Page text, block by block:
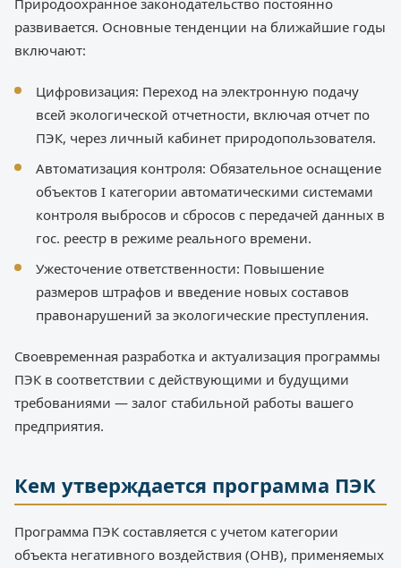
Природоохранное законодательство постоянно
развивается. Основные тенденции на ближайшие годы
включают:
Цифровизация: Переход на электронную подачу
всей экологической отчетности, включая отчет по
ПЭК, через личный кабинет природопользователя.
Автоматизация контроля: Обязательное оснащение
объектов I категории автоматическими системами
контроля выбросов и сбросов с передачей данных в
гос. реестр в режиме реального времени.
Ужесточение ответственности: Повышение
размеров штрафов и введение новых составов
правонарушений за экологические преступления.
Своевременная разработка и актуализация программы
ПЭК в соответствии с действующими и будущими
требованиями — залог стабильной работы вашего
предприятия.
Кем утверждается программа ПЭК
Программа ПЭК составляется с учетом категории
объекта негативного воздействия (ОНВ), применяемых